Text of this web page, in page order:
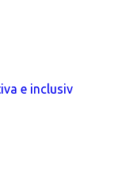
e inclusiv